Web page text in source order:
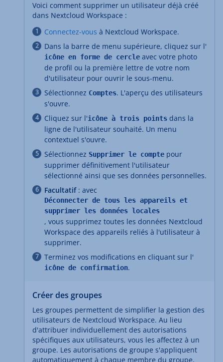
Voici comment supprimer un utilisateur déjà créé
dans Nextcloud Workspace :
Connectez-vous à Nextcloud Workspace.
Dans la barre de menu supérieure, cliquez sur l'
icône en forme de cercle avec votre photo
de profil ou la première lettre de votre nom
d'utilisateur pour ouvrir le sous-menu.
Sélectionnez Comptes. L'aperçu des utilisateurs
s'ouvre.
Cliquez sur l'icône à trois points dans la
ligne de l'utilisateur souhaité. Un menu
contextuel s'ouvre.
Sélectionnez Supprimer le compte pour
supprimer définitivement l'utilisateur
sélectionné ainsi que ses données personnelles.
Facultatif : avec
Déconnecter de tous les appareils et
supprimer les données locales
, vous supprimez toutes les données Nextcloud
Workspace des appareils reliés à l'utilisateur à
supprimer.
Terminez vos modifications en cliquant sur l'
icône de confirmation.
Créer des groupes
Les groupes permettent de simplifier la gestion des
utilisateurs de Nextcloud Workspace. Au lieu
d'attribuer individuellement des autorisations
spécifiques aux utilisateurs, vous les affectez à un
groupe. Les autorisations de groupe s'appliquent
automatiquement à chaque membre du groupe.